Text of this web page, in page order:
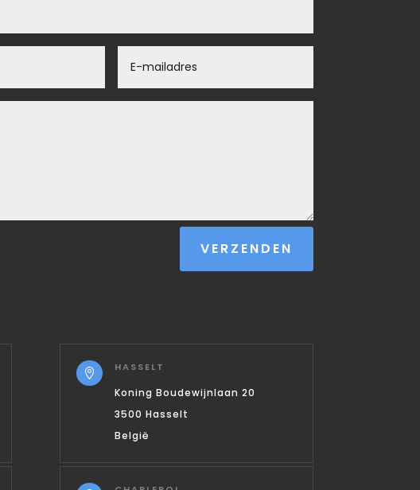
VERZENDEN
 HASSELT
Koning Boudewijnlaan 20
3500 Hasselt
België